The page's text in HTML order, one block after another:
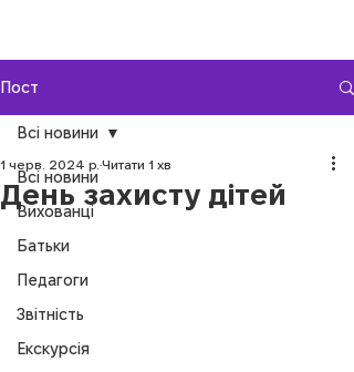
Пост
Всі новини
Вихованці
Батьки
Педагоги
Звітність
Екскурсія
Всі новини
День захисту дітей
1 черв. 2024 р. Читати 1 хв